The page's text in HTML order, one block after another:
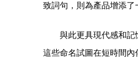
致詞句，則為產品增添了
與此更具現代感和記
這些命名試圖在短時間內